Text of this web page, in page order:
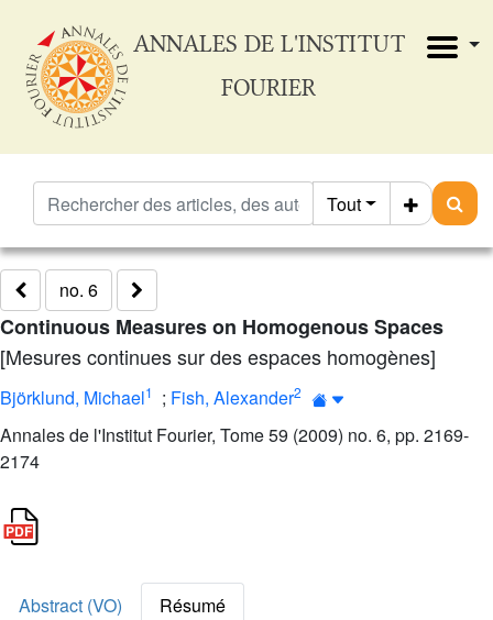
ANNALES DE L'INSTITUT
FOURIER
Tout
no. 6
Continuous Measures on Homogenous Spaces
[Mesures continues sur des espaces homogènes]
Björklund, Michael1 ; Fish, Alexander2
Annales de l'Institut Fourier, Tome 59 (2009) no. 6, pp. 2169-
2174
Abstract (VO)
Résumé